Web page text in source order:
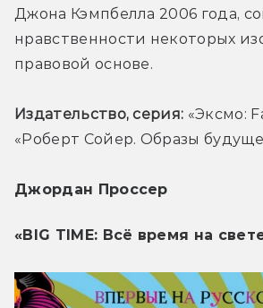
Джона Кэмпбелла 2006 года,
нравственности некоторых
правовой основе.
Издательство, серия: «Эксмо:
«Роберт Сойер. Образы
Джордан Проссер
«BIG TIME: Всё время на